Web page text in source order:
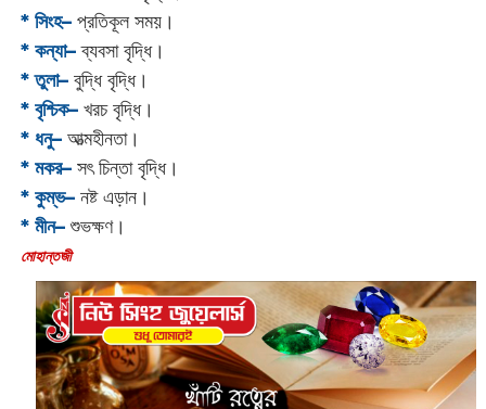
* সিংহ–প্রতিকূল সময়।
* কন্যা–ব্যবসা বৃদ্ধি।
* তুলা–বুদ্ধি বৃদ্ধি।
* বৃশ্চিক–খরচ বৃদ্ধি।
* ধনু–আত্মহীনতা।
* মকর– সৎ চিন্তা বৃদ্ধি।‌
* কুম্ভ–নষ্ট এড়ান।
* মীন–শুভক্ষণ।
‌মোহান্তজী‌‌‌‌‌‌‌‌‌‌‌‌‌‌‌‌‌